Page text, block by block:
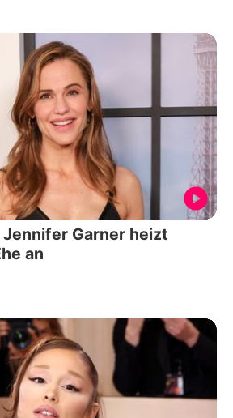
Jennifer Garner heizt
an